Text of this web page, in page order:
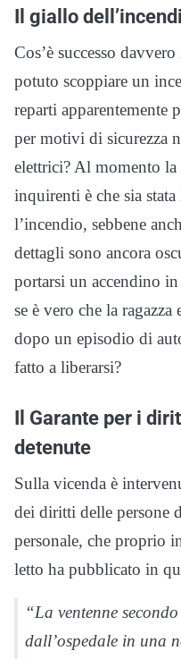
Il giallo
Cos’è successo
potuto scoppiare un
reparti apparentemente
per motivi di sicurezza
elettrici? Al momento
inquirenti è che sia
l’incendio, sebbene
dettagli sono ancora
portarsi un accendino
se è vero che la ragazza
dopo un episodio di
fatto a liberarsi?
Il Garante per i
detenute
Sulla vicenda è
dei diritti delle persone
personale, che proprio
letto ha pubblicato in
“La ventenne
dall’ospedale in una